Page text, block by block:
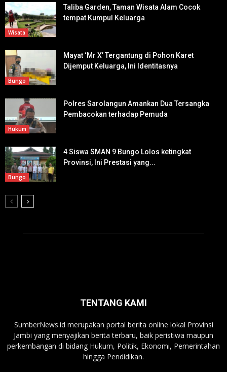
Wisata
Taliba Garden, Taman Wisata Alam Cocok
tempat Kumpul Keluarga
Bungo
Mayat ‘Mr X’ Tergantung di Pohon Karet
Dijemput Keluarga, Ini Identitasnya
Hukum
Polres Sarolangun Amankan Dua Tersangka
Pembacokan terhadap Pemuda
Bungo
4 Siswa SMAN 9 Bungo Lolos ketingkat
Provinsi, Ini Prestasi yang...
TENTANG KAMI
SumberNews.id merupakan portal berita online lokal Provinsi
Jambi yang menyajikan berita terbaru, baik peristiwa maupun
perkembangan di bidang Hukum, Politik, Ekonomi, Pemerintahan
hingga Pendidikan.